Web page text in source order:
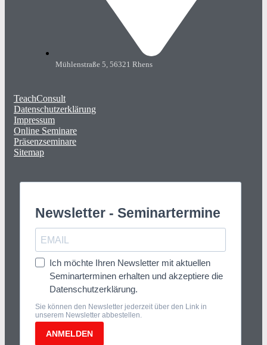
Mühlenstraße 5, 56321 Rhens
TeachConsult
Datenschutzerklärung
Impressum
Online Seminare
Präsenzseminare
Sitemap
Newsletter - Seminartermine
Ich möchte Ihren Newsletter mit aktuellen
Seminarterminen erhalten und akzeptiere die
Datenschutzerklärung.
Sie können den Newsletter jederzeit über den Link in
unserem Newsletter abbestellen.
ANMELDEN